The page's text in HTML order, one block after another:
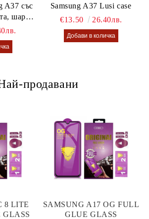
A37 със
шарен
Samsung A37 Lusi case
€13.50
26.40лв.
продавани
8 LITE
GLASS
SAMSUNG A17 OG FULL
GLUE GLASS